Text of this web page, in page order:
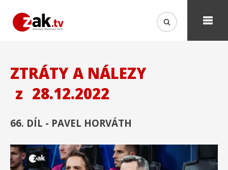
ZTRÁTY A NÁLEZY
z 28.12.2022
66. DÍL - PAVEL HORVÁTH